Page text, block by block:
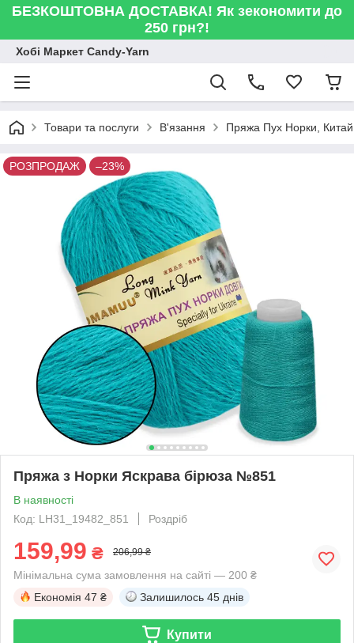
БЕЗКОШТОВНА ДОСТАВКА! Як зекономити до
250 грн?!
Хобі Маркет Candy-Yarn
Товари та послуги В'язання Пряжа Пух Норки, Китай
РОЗПРОДАЖ –23%
Пряжа з Норки Яскрава бірюза №851
В наявності
Код: LH31_19482_851
Роздріб
159,99 ₴ 206,99 ₴
Мінімальна сума замовлення на сайті — 200 ₴
Економія 47 ₴ Залишилось 45 днів
Купити